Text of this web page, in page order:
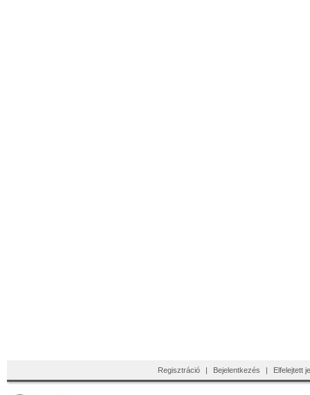
Regisztráció | Bejelentkezés | Elfelejtett